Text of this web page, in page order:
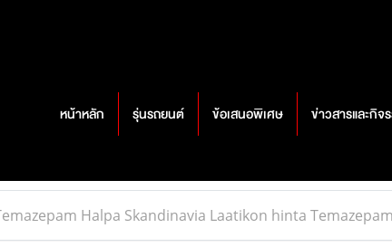
หน้าหลัก รุ่นรถยนต์ ข้อเสนอพิเศษ ข่าวสารและกิจ
Halpa Skandinavia Laatikon hinta